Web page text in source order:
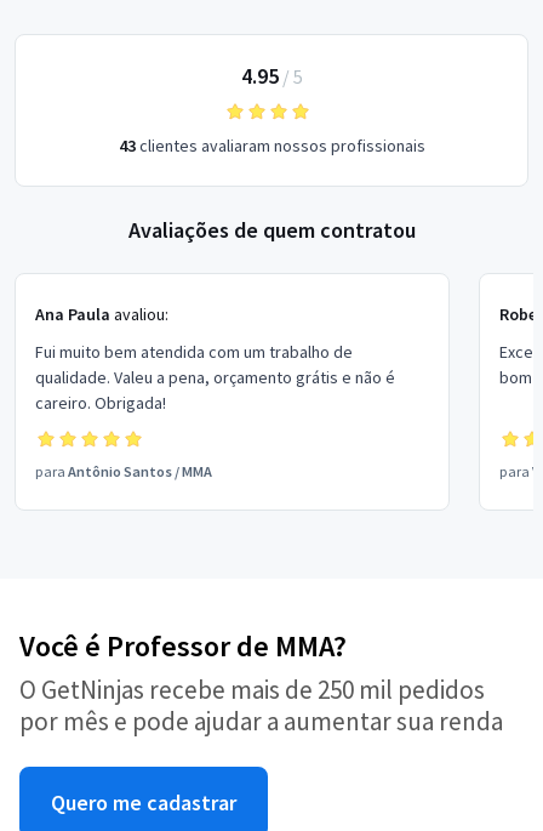
4.95/ 5
43clientes avaliaram nossos profissionais
Avaliações de quem contratou
Ana Paula avaliou:
Fui muito bem atendida com um trabalho de
qualidade. Valeu a pena, orçamento grátis e não é
careiro. Obrigada!
para Antônio Santos /MMA
bom
para
Você é Professor de MMA?
O GetNinjas recebe mais de 250 mil pedidos
por mês e pode ajudar a aumentar sua renda
Quero me cadastrar